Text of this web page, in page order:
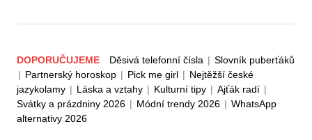
DOPORUČUJEME Děsivá telefonní čísla | Slovník puberťáků
| Partnerský horoskop | Pick me girl | Nejtěžší české
jazykolamy | Láska a vztahy | Kulturní tipy | Ajťák radí |
Svátky a prázdniny 2026 | Módní trendy 2026 | WhatsApp
alternativy 2026